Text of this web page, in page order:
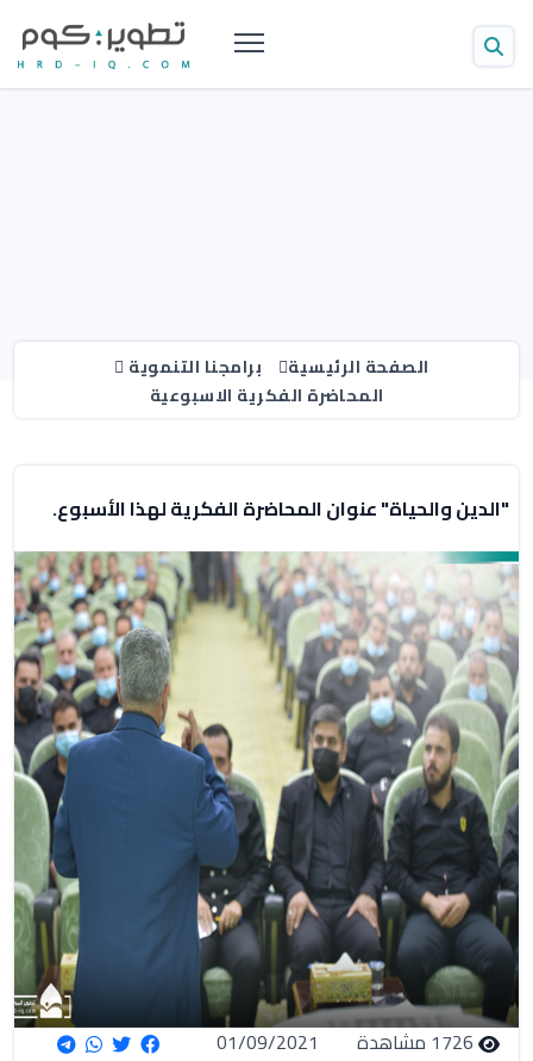
الصفحة الرئيسية
برامجنا التنموية
المحاضرة الفكرية الاسبوعية
"الدين والحياة" عنوان المحاضرة الفكرية لهذا الأسبوع.
1726 مشاهدة 01/09/2021